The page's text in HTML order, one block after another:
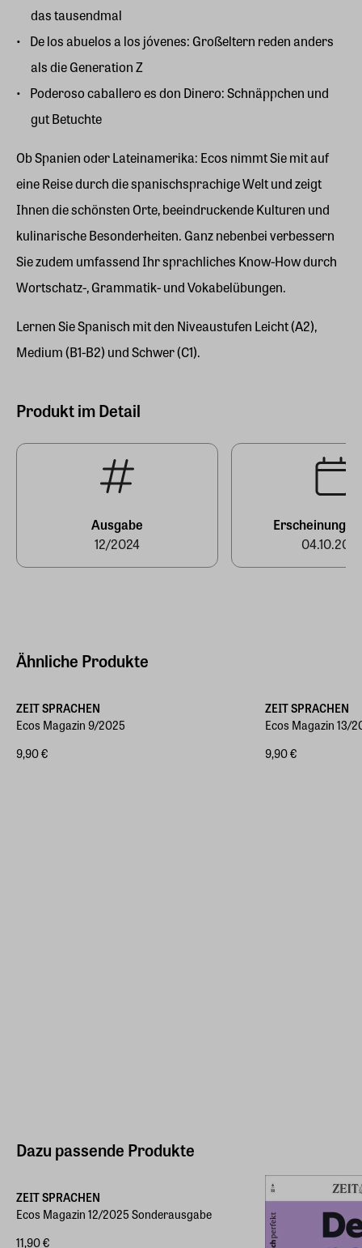
das tausendmal
De los abuelos a los jóvenes: Großeltern reden anders
als die Generation Z
Poderoso caballero es don Dinero: Schnäppchen und
gut Betuchte
Ob Spanien oder Lateinamerika: Ecos nimmt Sie mit auf
eine Reise durch die spanischsprachige Welt und zeigt
Ihnen die schönsten Orte, beeindruckende Kulturen und
kulinarische Besonderheiten. Ganz nebenbei verbessern
Sie zudem umfassend Ihr sprachliches Know-How durch
Wortschatz-, Grammatik- und Vokabelübungen.
Lernen Sie Spanisch mit den Niveaustufen Leicht (A2),
Medium (B1-B2) und Schwer (C1).
Produkt im Detail
Ausgabe
12/2024
Ähnliche Produkte
ZEIT SPRACHEN
Ecos Magazin 9/2025
9,90 €
ZEIT SPRACHEN
Ecos Magazin 13/
9,90 €
Dazu passende Produkte
ZEIT SPRACHEN
Ecos Magazin 12/2025 Sonderausgabe
11,90 €